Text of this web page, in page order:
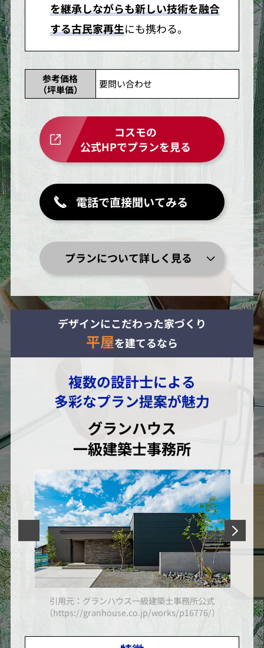
を継承しながらも新しい技術を融合
する古民家再生にも携わる。
参考価格
（坪単価）
要問い合わせ
コスモの
公式HPでプランを見る
電話で直接聞いてみる
プランについて詳しく見る
デザインにこだわった家づくり
平屋を建てるなら
複数の設計士による
多彩なプラン提案が魅力
グランハウス
一級建築士事務所
引用元：グランハウス一級建築士事務所公式
（https://granhouse.co.jp/works/p16776/）